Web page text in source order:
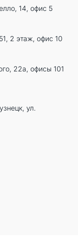
14, офис 5
2 этаж, офис 10
22а, офисы 101
ул.